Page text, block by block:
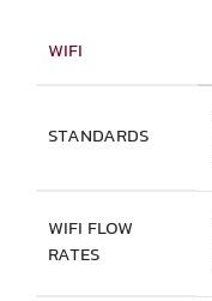
WIFI
STANDARDS
WIFI FLOW
RATES